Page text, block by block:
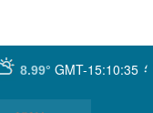
GMT-15:10:35
8.99° ؛